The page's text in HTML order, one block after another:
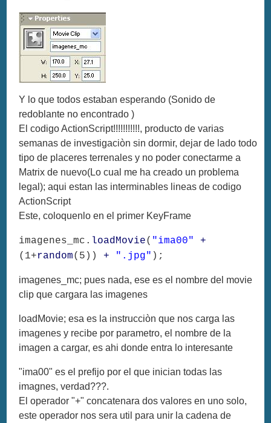
Y lo que todos estaban esperando (Sonido de
redoblante no encontrado )
El codigo ActionScript!!!!!!!!!!!, producto de varias
semanas de investigaciòn sin dormir, dejar de lado todo
tipo de placeres terrenales y no poder conectarme a
Matrix de nuevo(Lo cual me ha creado un problema
legal); aqui estan las interminables lineas de codigo
ActionScript
Este, coloquenlo en el primer KeyFrame
imagenes_mc. loadMovie( "ima00"
+
(1+random(5))+ ".jpg" );
imagenes_mc; pues nada, ese es el nombre del movie
clip que cargara las imagenes
loadMovie; esa es la instrucciòn que nos carga las
imagenes y recibe por parametro, el nombre de la
imagen a cargar, es ahi donde entra lo interesante
"ima00" es el prefijo por el que inician todas las
imagnes, verdad???.
El operador "+" concatenara dos valores en uno solo,
este operador nos sera util para unir la cadena de